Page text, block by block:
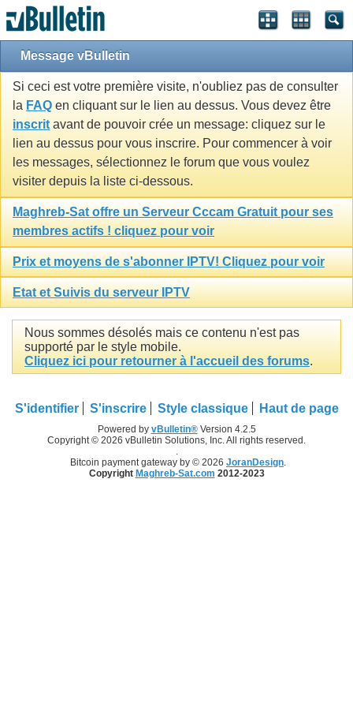
Message vBulletin
Si ceci est votre première visite, n'oubliez pas de consulter
la FAQ en cliquant sur le lien au dessus. Vous devez être
inscrit avant de pouvoir crée un message: cliquez sur le
lien au dessus pour vous inscrire. Pour commencer à voir
les messages, sélectionnez le forum que vous voulez
visiter depuis la liste ci-dessous.
Maghreb-Sat offre un Serveur Cccam Gratuit pour ses
membres actifs ! cliquez pour voir
Prix et moyens de s'abonner IPTV! Cliquez pour voir
Etat et Suivis du serveur IPTV
Nous sommes désolés mais ce contenu n'est pas
supporté par le style mobile.
Cliquez ici pour retourner à l'accueil des forums.
S'identifier S'inscrire Style classique Haut de page
Powered by vBulletin®Version 4.2.5
Copyright © 2026 vBulletin Solutions, Inc. All rights reserved.
.
Bitcoin payment gateway by © 2026 JoranDesign.
Copyright Maghreb-Sat.com 2012-2023